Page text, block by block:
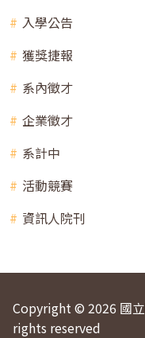
入學公告
獲獎捷報
系內徵才
企業徵才
系計中
活動競賽
資訊人院刊
Copyright © 2026 國
rights reserved